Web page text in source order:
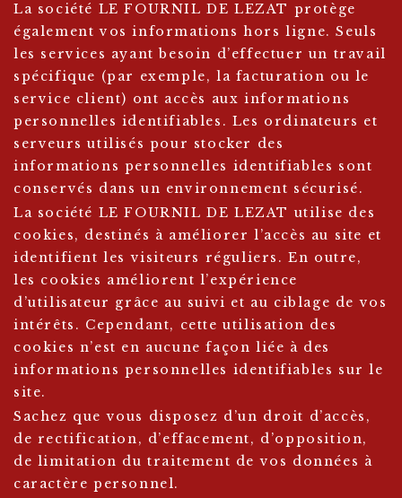
La société LE FOURNIL DE LEZAT protège
également vos informations hors ligne. Seuls
les services ayant besoin d’effectuer un travail
spécifique (par exemple, la facturation ou le
service client) ont accès aux informations
personnelles identifiables. Les ordinateurs et
serveurs utilisés pour stocker des
informations personnelles identifiables sont
conservés dans un environnement sécurisé.
La société LE FOURNIL DE LEZAT utilise des
cookies, destinés à améliorer l’accès au site et
identifient les visiteurs réguliers. En outre,
les cookies améliorent l’expérience
d’utilisateur grâce au suivi et au ciblage de vos
intérêts. Cependant, cette utilisation des
cookies n’est en aucune façon liée à des
informations personnelles identifiables sur le
site.
Sachez que vous disposez d’un droit d’accès,
de rectification, d’effacement, d’opposition,
de limitation du traitement de vos données à
caractère personnel.